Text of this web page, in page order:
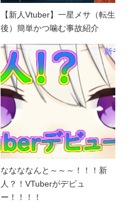
【新人Vtuber】一星メサ（転生
後）簡単かつ噛む事故紹介
ななななんと～～～！！！新
人？！VTuberがデビュ
ー！！！！